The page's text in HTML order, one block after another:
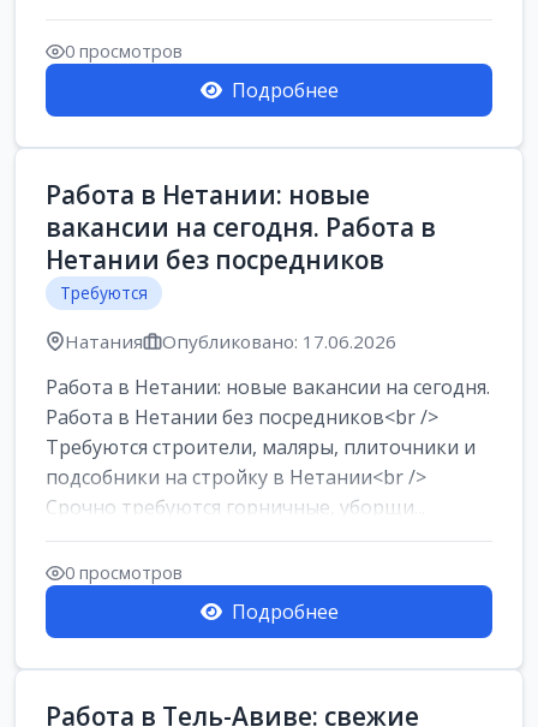
0 просмотров
Подробнее
Работа в Нетании: новые
вакансии на сегодня. Работа в
Нетании без посредников
Требуются
Натания Опубликовано: 17.06.2026
Работа в Нетании: новые вакансии на сегодня.
Работа в Нетании без посредников<br />
Требуются строители, маляры, плиточники и
подсобники на стройку в Нетании<br />
Срочно требуются горничные, уборщи...
0 просмотров
Подробнее
Работа в Тель-Авиве: свежие